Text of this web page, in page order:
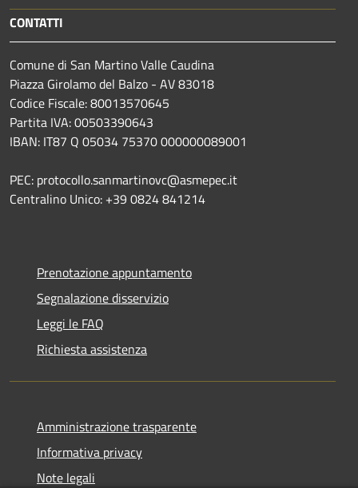
CONTATTI
Comune di San Martino Valle Caudina
Piazza Girolamo del Balzo - AV 83018
Codice Fiscale: 80013570645
Partita IVA: 00503390643
IBAN: IT87 Q 05034 75370 000000089001
PEC: protocollo.sanmartinovc@asmepec.it
Centralino Unico: +39 0824 841214
Prenotazione appuntamento
Segnalazione disservizio
Leggi le FAQ
Richiesta assistenza
Amministrazione trasparente
Informativa privacy
Note legali